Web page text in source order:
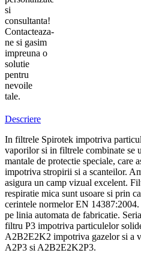
si
consultanta!
Contacteaza-
ne si gasim
impreuna o
solutie
pentru
nevoile
tale.
Descriere
In filtrele Spirotek impotriva
vaporilor si in filtrele combinate se
mantale de protectie speciale, care
impotriva stropirii si a scanteilor.
asigura un camp vizual excelent.
respiratie mica sunt usoare si prin
cerintele normelor EN
pe linia automata de fabricatie.
filtru P3 impotriva particulelor
A2B2E2K2 impotriva gazelor si a
A2P3 si A2B2E2K2P3.